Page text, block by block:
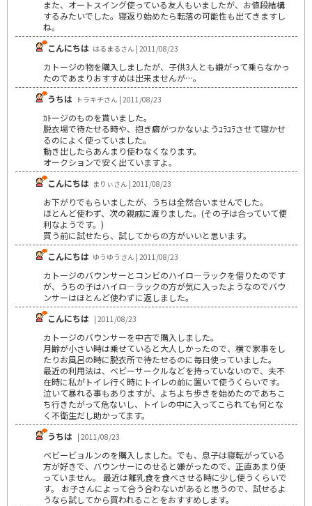
また、オートスイング使っている友人もいましたが、お値段結構
するみたいでした。寝返り始めたら転落の可能性も出てきますし
ね。
こんにちは はるまるさん | 2011/08/23
カトージの物を購入しましたが、子供3人とも嫌がって乗らなかっ
たのであまりおすすめは出来ませんが…。
うちは トラキチさん | 2011/08/23
ｶﾄージのものを貰いました。
脱衣場で待たせる時や、抱き癖がつかないようﾕﾗﾕﾗさせて寝かせ
るのによく使っていました。
動き出したらあんまり使わなくなります。
オークションで安く出ていますよ。
こんにちは まりぃさん | 2011/08/23
お下がりでもらいましたが、うちは全然合いませんでした。
ほとんど使わず、次の親戚に渡りました。(その子は合っていて便
利なようです。)
買う前に試せたら、試してからの方がいいと思います。
こんにちは ゆうゆうさん | 2011/08/23
カトージのバウンサーとコンビのハイロ―ラックを借りたのです
が、うちの子はハイロ―ラックの方が気に入ったようなのでバウ
ンサーはほとんど使わずに返しました。
こんにちは | 2011/08/23
カトージのバウンサーを中古で購入しました。
月齢が小さい時は乗せていると大人しかったので、横で家事をし
たりお風呂の時に脱衣所で待たせるのに毎日使っていました。
最近の利用法は、ベビーサークルなどを持っていないので、夫不
在時に私がトイレ行く時にトイレの前に置いて使うくらいです。
泣いて暴れる事もありますが、よちよち歩きを始めたのであちこ
ち行きたがって危ないし、トイレの中に入ってこられても何とな
く不衛生だし助かってます。
うちは | 2011/08/23
ベビービョルンのを購入しました。でも、息子は寝転がっている
方が好きで、バウンサーにのせると嫌がったので、正直あまり使
っていません。 最近は離乳食を食べさせる時に少し使うくらいで
す。 お子さんによって合う合わないがあると思うので、試せるよ
うなら試してから買われることをおすすめします。